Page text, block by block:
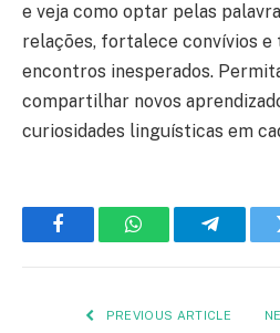
e veja como optar pelas
relações, fortalece convívios e
encontros inesperados.
compartilhar novos
curiosidades linguísticas em
FacebookWhatsApp
PREVIOUS ARTICLE